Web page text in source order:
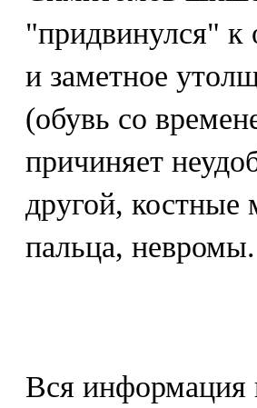
"придвинулся" к
и заметное
(обувь со
причиняет
другой, костные
пальца, невромы.
Вся информация